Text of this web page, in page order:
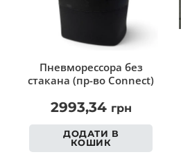
Пневморессора без
стакана (пр-во Connect)
2993,34 грн
ДОДАТИ В
КОШИК